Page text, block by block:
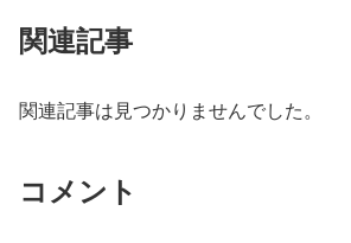
関連記事
関連記事は見つかりませんでした。
コメント